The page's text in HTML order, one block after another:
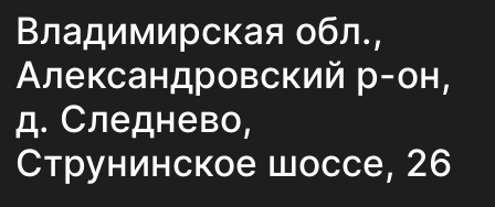
Услуги
Контакты
Политика конфиденциальности